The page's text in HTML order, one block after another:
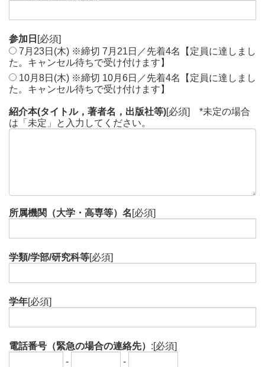
参加日 [必須]
7月23日(木) ※締切 7月21日／先着4名【定員に達しまし
た。キャンセル待ちで受け付けます】
10月8日(木) ※締切 10月6日／先着4名【定員に達しまし
た。キャンセル待ちで受け付けます】
紹介本(タイトル，著者名，出版社等)[必須] *未定の場合
は「未定」と入力してください。
所属機関（大学・高専等）名 [必須]
学類/学部/研究科等[必須]
学年[必須]
電話番号（緊急の場合の連絡先） :[必須]
-
-